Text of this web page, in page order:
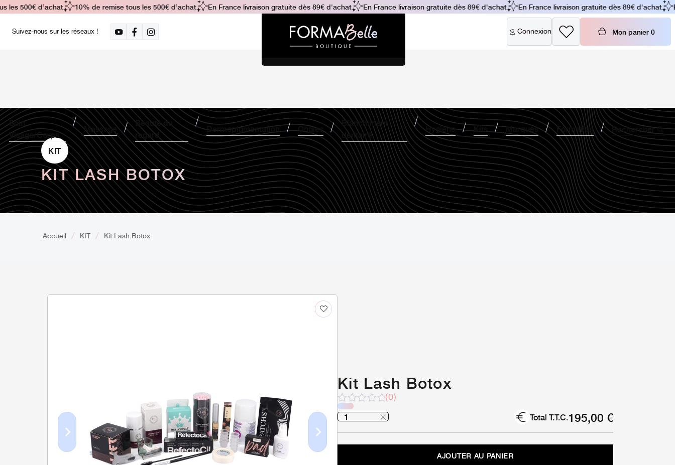
Suivez-nous sur les réseaux ! Connexion Mon panier 0
Soin
Visage/Corps
Massage
Beauté du
regard
Dermopigmentation Ongles
Blanchiment
dentaire
Hygiène Kits Marques Formation Rechercher
500€ d’achat 10% de remise tous les 500€ d’achat En France livraison gratuite dès 89€ d'achat En France livraison gratuite dès 89€ d'achat En France livraison gratuite dès 89€ d'achat
KIT
KIT LASH BOTOX
Accueil KIT Kit Lash Botox
Previous Next
Kit Lash Botox
Note
sur
(0)
Total T.T.C.195,00 €
AJOUTER AU PANIER